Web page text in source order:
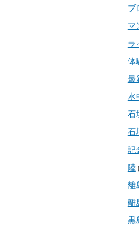
ブ
マ
ラ
体
最
水
石
石
記
陸
離
離
黒